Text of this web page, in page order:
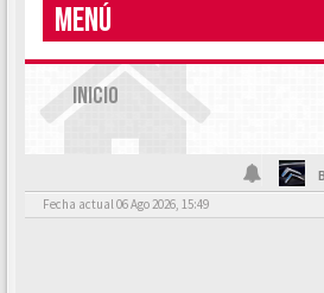
MENÚ
INICIO
Fecha actual 06 Ago 2026, 15:49